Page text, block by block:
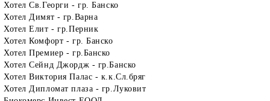
Хотел Св.Георги - гр. Банско
Хотел Димят - гр.Варна
Хотел Елит - гр.Перник
Хотел Комфорт - гр. Банско
Хотел Премиер - гр.Банско
Хотел Сейнд Джордж - гр.Банско
Хотел Виктория Палас - к.к.Сл.бряг
Хотел Дипломат плаза - гр.Луковит